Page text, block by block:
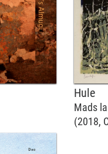
Hule
Mads
(2018,